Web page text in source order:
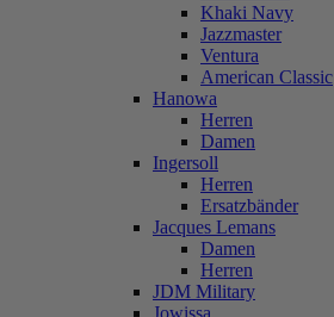
Khaki Navy
Jazzmaster
Ventura
American Classic
Hanowa
Herren
Damen
Ingersoll
Herren
Ersatzbänder
Jacques Lemans
Damen
Herren
JDM Military
Jowissa